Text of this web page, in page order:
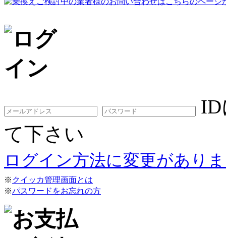
ID
て下さい
ログイン方法に変更があり
※ クイッカ管理画面とは
※パスワードをお忘れの方